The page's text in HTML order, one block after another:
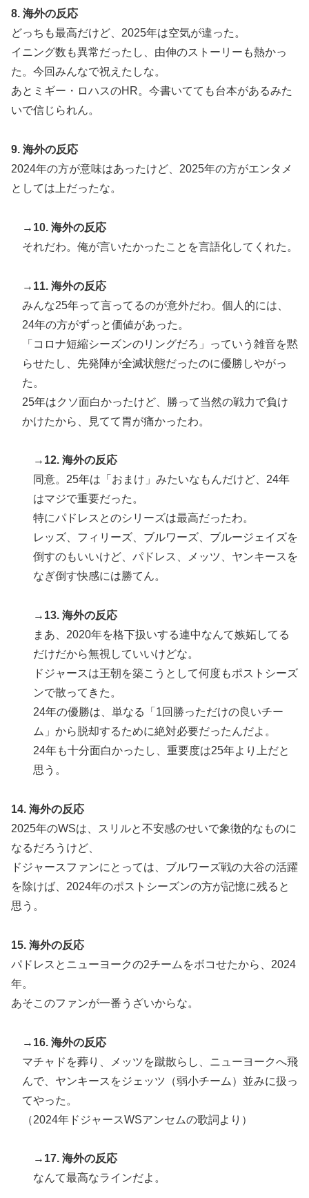
8. 海外の反応
どっちも最高だけど、2025年は空気が違った。
イニング数も異常だったし、由伸のストーリーも熱かっ
た。今回みんなで祝えたしな。
あとミギー・ロハスのHR。今書いてても台本があるみた
いで信じられん。
9. 海外の反応
2024年の方が意味はあったけど、2025年の方がエンタメ
としては上だったな。
→10. 海外の反応
それだわ。俺が言いたかったことを言語化してくれた。
→11. 海外の反応
みんな25年って言ってるのが意外だわ。個人的には、
24年の方がずっと価値があった。
「コロナ短縮シーズンのリングだろ」っていう雑音を黙
らせたし、先発陣が全滅状態だったのに優勝しやがっ
た。
25年はクソ面白かったけど、勝って当然の戦力で負け
かけたから、見てて胃が痛かったわ。
→12. 海外の反応
同意。25年は「おまけ」みたいなもんだけど、24年
はマジで重要だった。
特にパドレスとのシリーズは最高だったわ。
レッズ、フィリーズ、ブルワーズ、ブルージェイズを
倒すのもいいけど、パドレス、メッツ、ヤンキースを
なぎ倒す快感には勝てん。
→13. 海外の反応
まあ、2020年を格下扱いする連中なんて嫉妬してる
だけだから無視していいけどな。
ドジャースは王朝を築こうとして何度もポストシーズ
ンで散ってきた。
24年の優勝は、単なる「1回勝っただけの良いチー
ム」から脱却するために絶対必要だったんだよ。
24年も十分面白かったし、重要度は25年より上だと
思う。
14. 海外の反応
2025年のWSは、スリルと不安感のせいで象徴的なものに
なるだろうけど、
ドジャースファンにとっては、ブルワーズ戦の大谷の活躍
を除けば、2024年のポストシーズンの方が記憶に残ると
思う。
15. 海外の反応
パドレスとニューヨークの2チームをボコせたから、2024
年。
あそこのファンが一番うざいからな。
→16. 海外の反応
マチャドを葬り、メッツを蹴散らし、ニューヨークへ飛
んで、ヤンキースをジェッツ（弱小チーム）並みに扱っ
てやった。
（2024年ドジャースWSアンセムの歌詞より）
→17. 海外の反応
なんて最高なラインだよ。